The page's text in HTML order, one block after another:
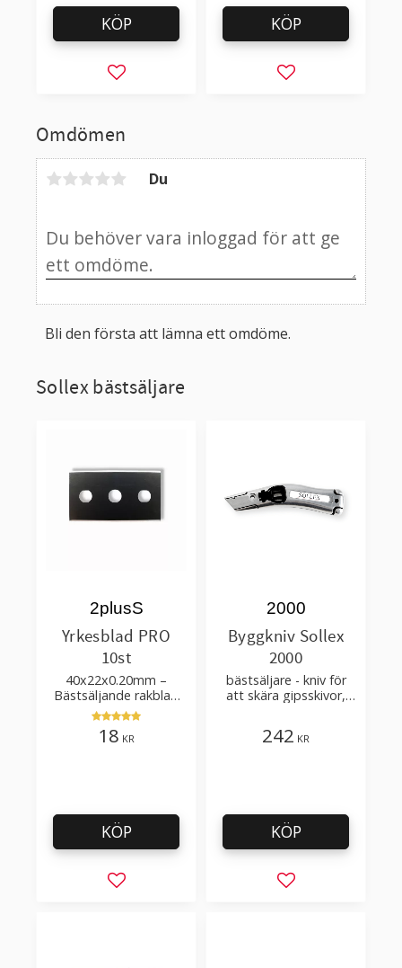
Omdömen
Du
Bli den första att lämna ett omdöme.
Lägg till i favoriter
KÖP
Lägg till i
KÖP
Sollex bästsäljare
Yrkesblad PRO
10st
40x22x0.20mm –
Bästsäljande rakblad
för att skära tapet, tyg,
filt, hobby bruk
2plusS
18 KR
Lägg till i favoriter
KÖP
Byggkniv Sollex
2000
bästsäljare - kniv för
att skära gipsskivor,
2000
242 KR
Lägg till i
KÖP